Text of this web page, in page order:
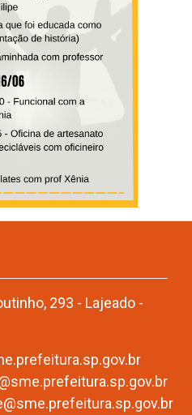
293 - Lajeado -